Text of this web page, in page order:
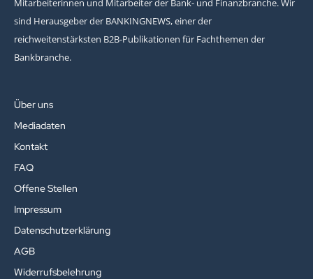
Mitarbeiterinnen und Mitarbeiter der Bank- und Finanzbranche. Wir
sind Herausgeber der BANKINGNEWS, einer der
reichweitenstärksten B2B-Publikationen für Fachthemen der
Bankbranche.
Über uns
Mediadaten
Kontakt
FAQ
Offene Stellen
Impressum
Datenschutzerklärung
AGB
Widerrufsbelehrung